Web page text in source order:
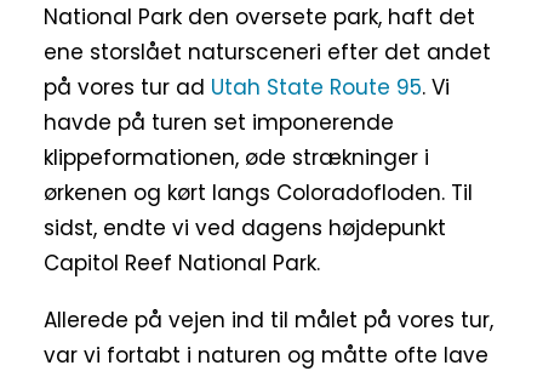
National Park den oversete park, haft det
ene storslået natursceneri efter det andet
på vores tur ad Utah State Route 95. Vi
havde på turen set imponerende
klippeformationen, øde strækninger i
ørkenen og kørt langs Coloradofloden. Til
sidst, endte vi ved dagens højdepunkt
Capitol Reef National Park.
Allerede på vejen ind til målet på vores tur,
var vi fortabt i naturen og måtte ofte lave